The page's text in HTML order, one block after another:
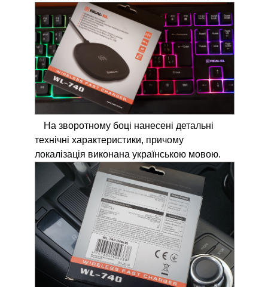
На зворотному боці нанесені детальні
технічні характеристики, причому
локалізація виконана українською мовою.